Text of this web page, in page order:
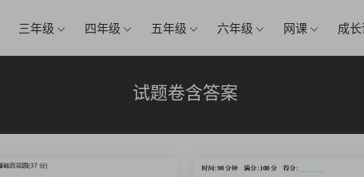
三年级 四年级 五年级 六年级 网课 成
试题卷含答案